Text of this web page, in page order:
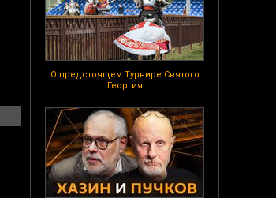
О предстоящем Турнире Святого
Георгия